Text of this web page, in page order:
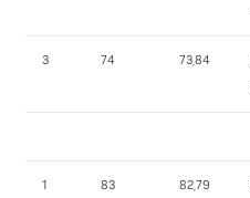
3 74 73,84
1 83 82,79